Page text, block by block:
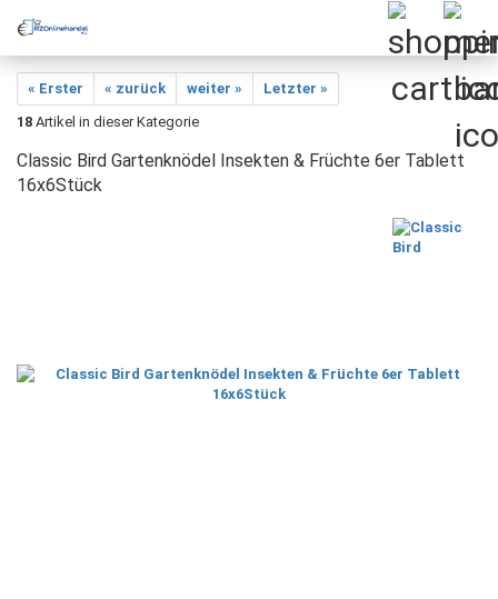
« Erster « zurück weiter »
Letzter »
18 Artikel in dieser Kategorie
Classic Bird Gartenknödel Insekten & Früchte 6er Tablett
16x6Stück